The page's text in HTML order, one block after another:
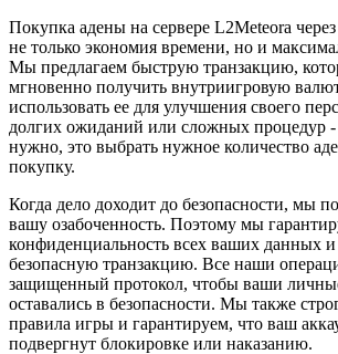
Покупка адены на сервере L2Meteora
не только экономия времени, но и
Мы предлагаем быструю транзакцию,
мгновенно получить внутриигровую
использовать ее для улучшения своего
долгих ожиданий или сложных процедур -
нужно, это выбрать нужное количество
покупку.
Когда дело доходит до безопасности, мы
вашу озабоченность. Поэтому мы
конфиденциальность всех ваших данных
безопасную транзакцию. Все наши
защищенный протокол, чтобы ваши
оставались в безопасности. Мы также
правила игры и гарантируем, что ваш
подвергнут блокировке или наказанию.